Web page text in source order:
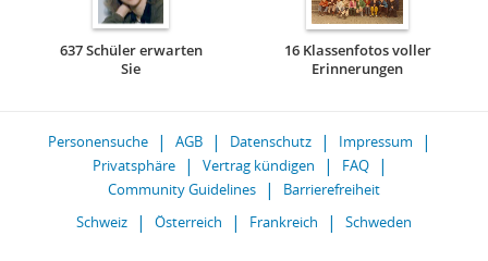
637 Schüler erwarten
Sie
16 Klassenfotos voller
Erinnerungen
Personensuche AGB Datenschutz
Impressum
Privatsphäre
Vertrag kündigen
FAQ
Community Guidelines
Barrierefreiheit
Schweiz
Österreich Frankreich Schweden